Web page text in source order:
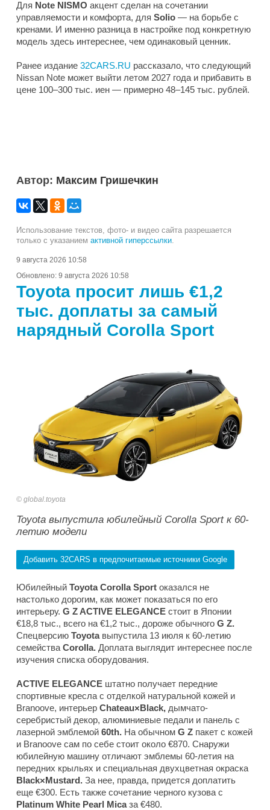
Для Note NISMO акцент сделан на сочетании
управляемости и комфорта, для Solio — на борьбе с
кренами. И именно разница в настройке под конкретную
модель здесь интереснее, чем одинаковый ценник.
Ранее издание 32CARS.RU рассказало, что следующий
Nissan Note может выйти летом 2027 года и прибавить в
цене 100–300 тыс. иен — примерно 48–145 тыс. рублей.
Автор: Максим Гришечкин
Использование текстов, фото- и видео сайта разрешается
только с указанием активной гиперссылки.
9 августа 2026 10:58
Обновлено: 9 августа 2026 10:58
Toyota просит лишь €1,2
тыс. доплаты за самый
нарядный Corolla Sport
global.toyota
Toyota выпустила юбилейный Corolla Sport к 60-
летию модели
Добавить 32CARS в предпочитаемые источники Google
Юбилейный Toyota Corolla Sport оказался не
настолько дорогим, как может показаться по его
интерьеру. G Z ACTIVE ELEGANCE стоит в Японии
€18,8 тыс., всего на €1,2 тыс., дороже обычного G Z.
Спецверсию Toyotaвыпустила 13 июля к 60-летию
семейства Corolla. Доплата выглядит интереснее после
изучения списка оборудования.
ACTIVE ELEGANCE штатно получает передние
спортивные кресла с отделкой натуральной кожей и
Branoove, интерьер Chateau×Black, дымчато-
серебристый декор, алюминиевые педали и панель с
лазерной эмблемой 60th. На обычном G Z пакет с кожей
и Branoove сам по себе стоит около €870. Снаружи
юбилейную машину отличают эмблемы 60-летия на
передних крыльях и специальная двухцветная окраска
Black×Mustard. За нее, правда, придется доплатить
еще €300. Есть также сочетание черного кузова с
Platinum White Pearl Micaза €480.